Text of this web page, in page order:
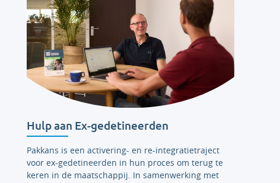
Hulp aan Ex-gedetineerden
Pakkans is een activering- en re-integratietraject
voor ex-gedetineerden in hun proces om terug te
keren in de maatschappij. In samenwerking met